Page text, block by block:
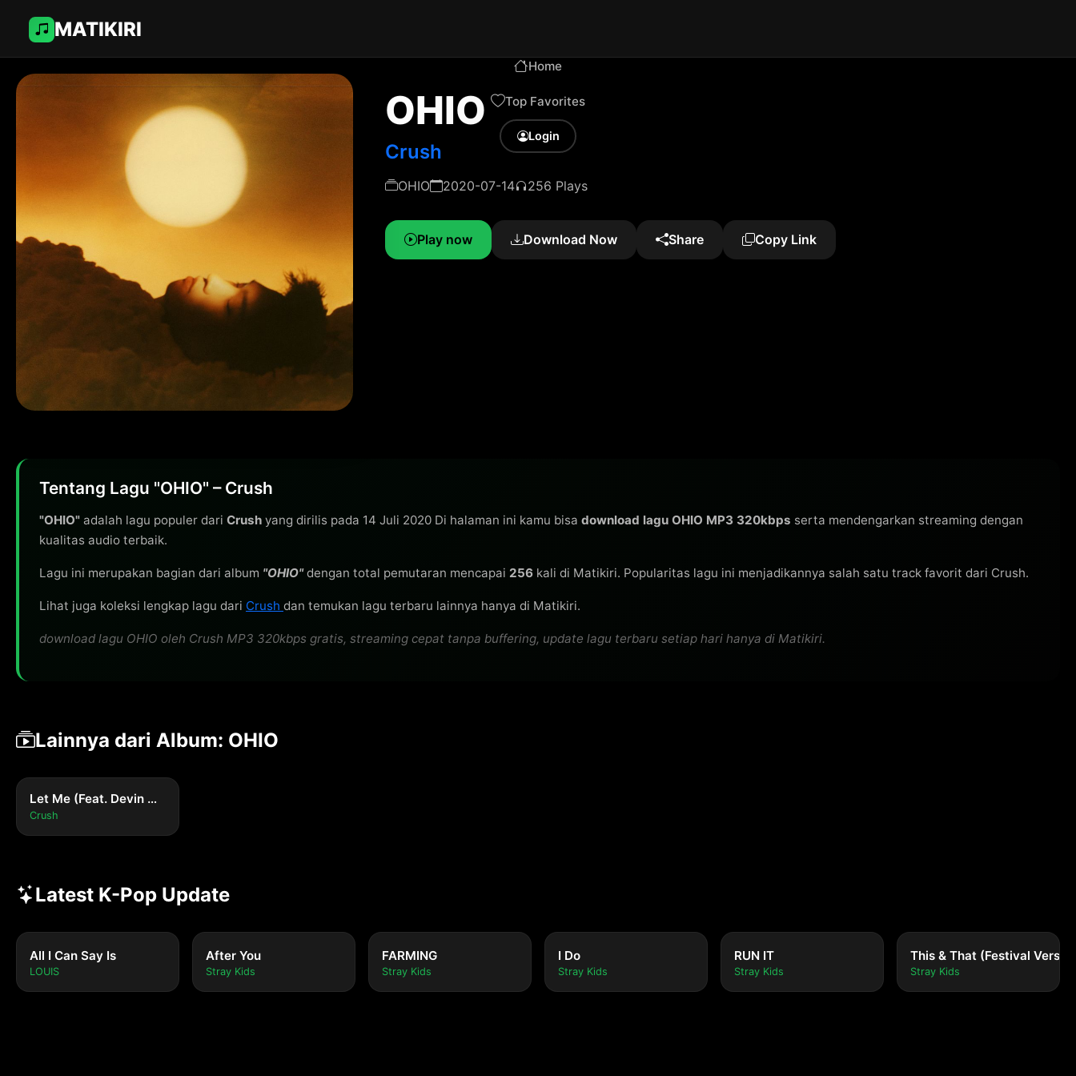
MATIKIRI
Home
Top Favorites
Login
OHIO
Crush
OHIO 2020-07-14 256 Plays
Play now Download Now Share Copy Link
Tentang Lagu "OHIO" – Crush
"OHIO" adalah lagu populer dari Crush yang dirilis pada 14 Juli 2020 Di halaman ini kamu bisa download lagu OHIO MP3 320kbps serta mendengarkan streaming dengan
kualitas audio terbaik.
Lagu ini merupakan bagian dari album "OHIO"dengan total pemutaran mencapai 256 kali di Matikiri. Popularitas lagu ini menjadikannya salah satu track favorit dari Crush.
Lihat juga koleksi lengkap lagu dari Crush dan temukan lagu terbaru lainnya hanya di Matikiri.
download lagu OHIO oleh Crush MP3 320kbps gratis, streaming cepat tanpa buffering, update lagu terbaru setiap hari hanya di Matikiri.
Lainnya dari Album: OHIO
Let Me (Feat. Devin Morrison)
Crush
Latest K-Pop Update
All I Can Say Is
LOUIS
After You
Stray Kids
FARMING
Stray Kids
I Do
Stray Kids
RUN IT
Stray Kids
This & That (Festival
Stray Kids